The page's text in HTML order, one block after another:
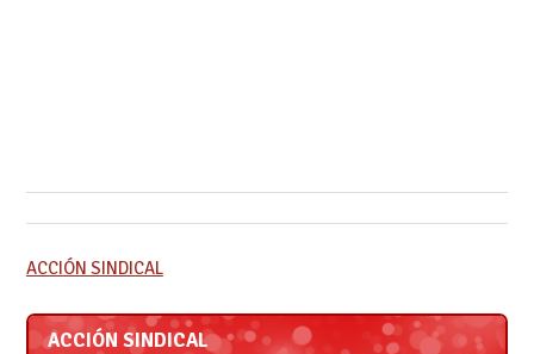
ACCIÓN SINDICAL
ACCIÓN SINDICAL